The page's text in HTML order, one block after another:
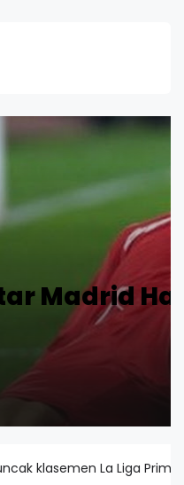
Madrid
klasemen La Liga